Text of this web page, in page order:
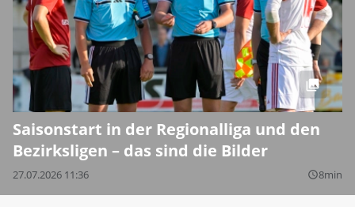
Saisonstart in der Regionalliga und den
Bezirksligen – das sind die Bilder
27.07.2026 11:36 query_builder8min